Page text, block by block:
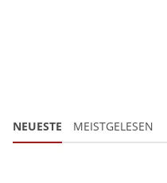
NEUESTE MEISTGELESEN